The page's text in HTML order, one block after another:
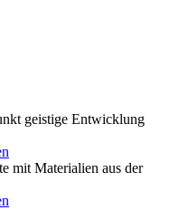
geistige Entwicklung
mit Materialien aus der